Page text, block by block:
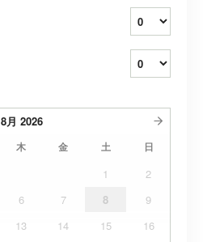
8月 2026
木 金 土 日
1
2
6 7 8
9
13 14 15
16